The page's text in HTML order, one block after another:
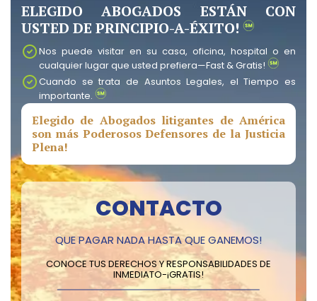
ELEGIDO ABOGADOS ESTÁN CON
USTED DE PRINCIPIO-A-ÉXITO!
Nos puede visitar en su casa, oficina, hospital o en
cualquier lugar que usted prefiera—Fast & Gratis!
Cuando se trata de Asuntos Legales, el Tiempo es
importante.
Elegido de Abogados litigantes de América
son más Poderosos Defensores de la Justicia
Plena!
CONTACTO
QUE PAGAR NADA HASTA QUE GANEMOS!
CONOCE TUS DERECHOS Y RESPONSABILIDADES DE
INMEDIATO-¡GRATIS!